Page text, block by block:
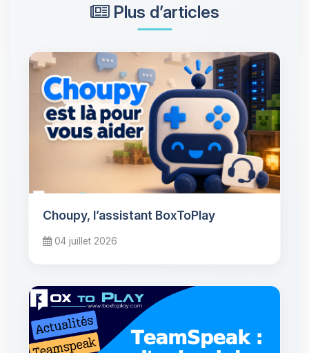
Plus d’articles
Choupy, l’assistant BoxToPlay
04 juillet 2026